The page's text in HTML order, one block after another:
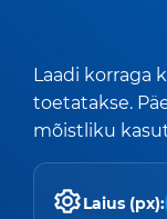
Laadi korraga
toetatakse.
mõistliku
Laius (px):